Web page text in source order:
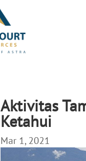
Aktivitas
Ketahui
Mar 1, 2021